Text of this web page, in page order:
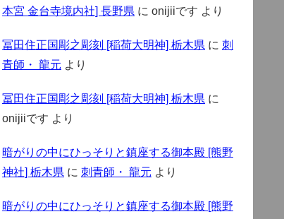
本宮 金台寺境内社] 長野県 に onijiiです より
冨田住正国彫之彫刻 [稲荷大明神] 栃木県 に 刺
青師・ 龍元 より
冨田住正国彫之彫刻 [稲荷大明神] 栃木県 に
onijiiです より
暗がりの中にひっそりと鎮座する御本殿 [熊野
神社] 栃木県 に 刺青師・ 龍元 より
暗がりの中にひっそりと鎮座する御本殿 [熊野